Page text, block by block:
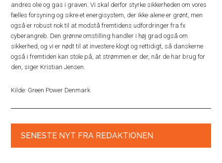
andres olie og gas i graven. Vi skal derfor styrke sikkerheden om vores
fælles forsyning og sikre et energisystem, der ikke alene er grønt, men
også er robust nok til at modstå fremtidens udfordringer fra fx
cyberangreb. Den grønne omstilling handler i høj grad også om
sikkerhed, og vi er nødt til at investere klogt og rettidigt, så danskerne
også i fremtiden kan stole på, at strømmen er der, når de har brug for
den, siger Kristian Jensen.
Kilde: Green Power Denmark
SENESTE NYT FRA REDAKTIONEN